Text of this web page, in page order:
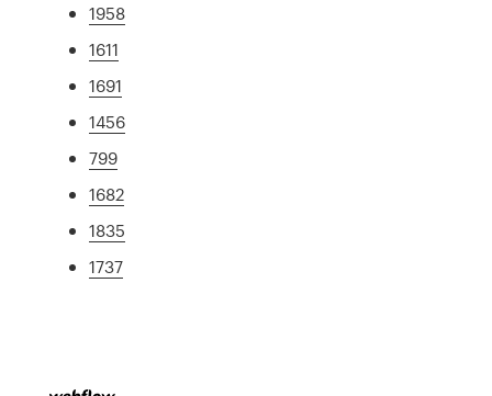
1958
1611
1691
1456
799
1682
1835
1737